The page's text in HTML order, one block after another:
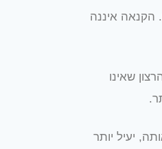
הקנאה איננה
שאינו
יעיל יותר